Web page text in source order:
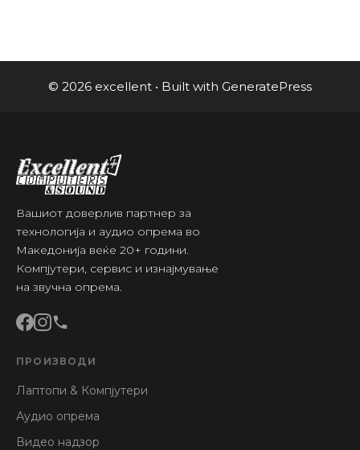
© 2026 excellent • Built with GeneratePress
Вашиот доверлив партнер за
технологија и аудио опрема во
Македонија веќе 20+ години.
Компјутери, сервис и изнајмување
на звучна опрема.
ПРОИЗВОДИ
Лаптопи & Компјутери
Аудио опрема
Видео надзор